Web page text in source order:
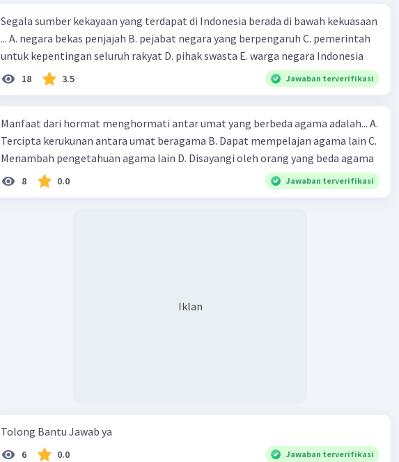
Segala sumber kekayaan yang terdapat di Indonesia berada di bawah kekuasaan
... A. negara bekas penjajah B. pejabat negara yang berpengaruh C. pemerintah
untuk kepentingan seluruh rakyat D. pihak swasta E. warga negara Indonesia
18 3.5 Jawaban terverifikasi
Manfaat dari hormat menghormati antar umat yang berbeda agama adalah... A.
Tercipta kerukunan antara umat beragama B. Dapat mempelajan agama lain C.
Menambah pengetahuan agama lain D. Disayangi oleh orang yang beda agama
8 0.0 Jawaban terverifikasi
Iklan
Tolong Bantu Jawab ya
6 0.0 Jawaban terverifikasi